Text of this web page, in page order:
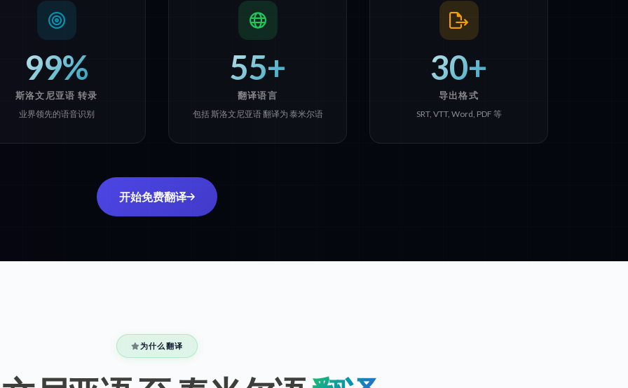
99%
斯洛文尼亚语 转录
业界领先的语音识别
55+
翻译语言
包括 斯洛文尼亚语 翻译为 泰米尔语
30+
导出格式
SRT, VTT, Word, PDF 等
开始免费翻译
为什么翻译